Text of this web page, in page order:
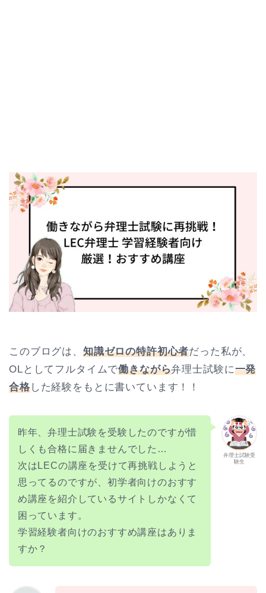
このブログは、 知識ゼロの特許初心者だった私が、
OLとしてフルタイムで働きながら弁理士試験に一発
合格した経験をもとに書いています！！
弁理士試験受
験生
昨年、弁理士試験を受験したのですが惜
しくも合格に届きませんでした…
次はLECの講座を受けて再挑戦しようと
思ってるのですが、初学者向けのおすす
め講座を紹介しているサイトしかなくて
困っています。
学習経験者向けのおすすめ講座はありま
すか？